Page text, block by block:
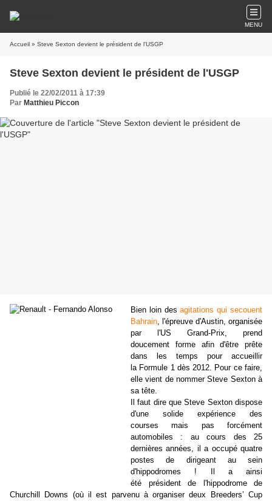
MENU
Accueil » Steve Sexton devient le président de l'USGP
Steve Sexton devient le président de l'USGP
Publié le 22/02/2011 à 17:39
Par Matthieu Piccon
Bien loin desagitations qui secouent
Bahrain, l'épreuve d'Austin, organisée
par l'US Grand-Prix, prend
doucement forme afin d'être prête
dans les temps pour accueillir
la Formule 1 dès 2012. Pour ce faire,
elle vient de nommer Steve Sexton à
sa tête.
Il faut dire que Steve Sexton dispose
d'une solide expérience des
courses mais pas forcément
automobiles : au cours des 25
dernières années, il a occupé quatre
postes de dirigeant au sein
d'hippodromes ! Il a ainsi
été président de l'hippodrome de
Churchill Downs (où il est parvenu à organiser deux Breeders’ Cup